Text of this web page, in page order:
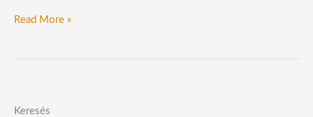
Read More »
Keresés